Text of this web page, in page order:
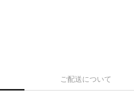
ご配送について